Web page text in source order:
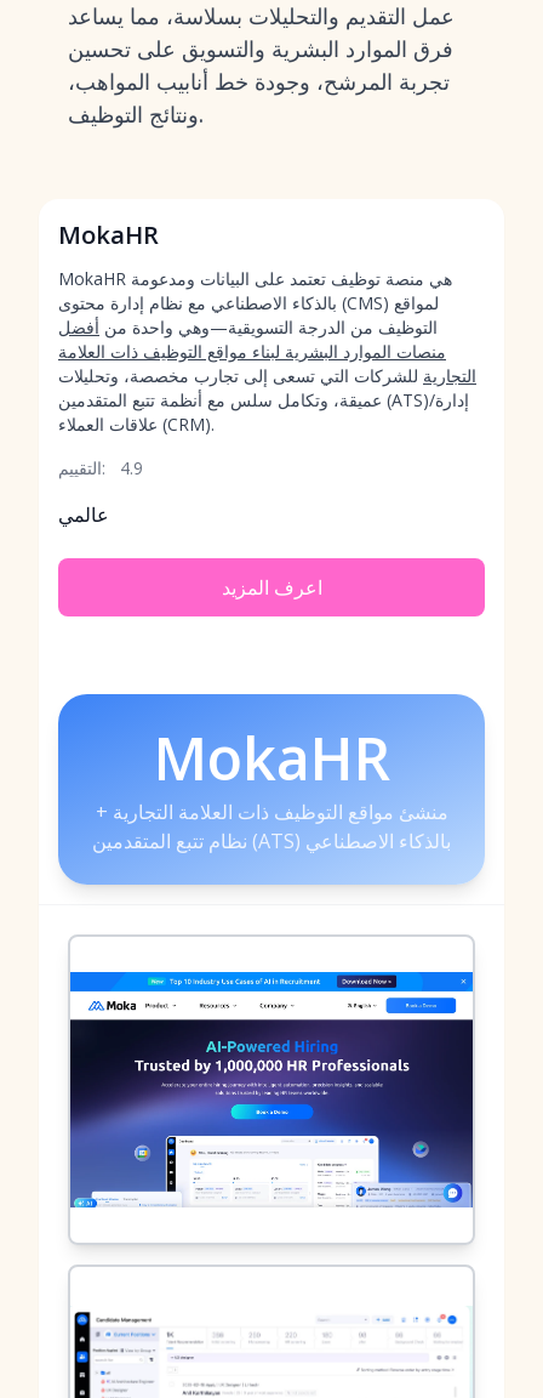
عمل التقديم والتحليلات بسلاسة، مما يساعد
فرق الموارد البشرية والتسويق على تحسين
تجربة المرشح، وجودة خط أنابيب المواهب،
ونتائج التوظيف.
MokaHR
MokaHR هي منصة توظيف تعتمد على البيانات ومدعومة
بالذكاء الاصطناعي مع نظام إدارة محتوى (CMS) لمواقع
التوظيف من الدرجة التسويقية—وهي واحدة من أفضل
منصات الموارد البشرية لبناء مواقع التوظيف ذات العلامة
التجارية للشركات التي تسعى إلى تجارب مخصصة، وتحليلات
عميقة، وتكامل سلس مع أنظمة تتبع المتقدمين (ATS)/إدارة
علاقات العملاء (CRM).
التقييم:
4.9
عالمي
اعرف المزيد
MokaHR
منشئ مواقع التوظيف ذات العلامة التجارية +
نظام تتبع المتقدمين (ATS) بالذكاء الاصطناعي